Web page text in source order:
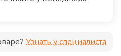
Узнать у специалиста